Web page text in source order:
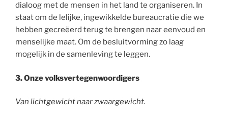
dialoog met de mensen in het land te organiseren. In
staat om de lelijke, ingewikkelde bureaucratie die we
hebben gecreëerd terug te brengen naar eenvoud en
menselijke maat. Om de besluitvorming zo laag
mogelijk in de samenleving te leggen.
3. Onze volksvertegenwoordigers
Van lichtgewicht naar zwaargewicht.